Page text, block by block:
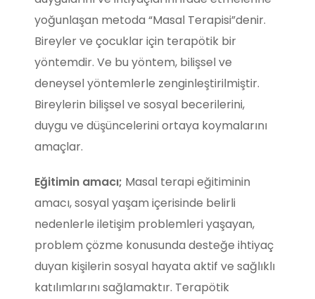
yoğunlaşan metoda “Masal Terapisi”denir.
Bireyler ve çocuklar için terapötik bir
yöntemdir. Ve bu yöntem, bilişsel ve
deneysel yöntemlerle zenginleştirilmiştir.
Bireylerin bilişsel ve sosyal becerilerini,
duygu ve düşüncelerini ortaya koymalarını
amaçlar.
Eğitimin amacı; Masal terapi eğitiminin
amacı, sosyal yaşam içerisinde belirli
nedenlerle iletişim problemleri yaşayan,
problem çözme konusunda desteğe ihtiyaç
duyan kişilerin sosyal hayata aktif ve sağlıklı
katılımlarını sağlamaktır. Terapötik